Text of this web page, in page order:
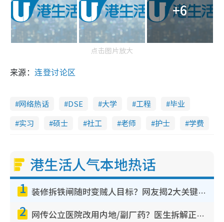
+6
点击图片放大
来源：连登讨论区
网络热话 DSE 大学 工程
毕业
实习
硕士 社工 老师 护士 学费
港生活人气本地热话
1 装修拆铁闸随时变贼人目标？网友揭2大关键用途：装新款等于白装？附新旧铁闸分别
2 网传公立医院改用内地/副厂药？医生拆解正副厂分别，揭4类人换药随时出事